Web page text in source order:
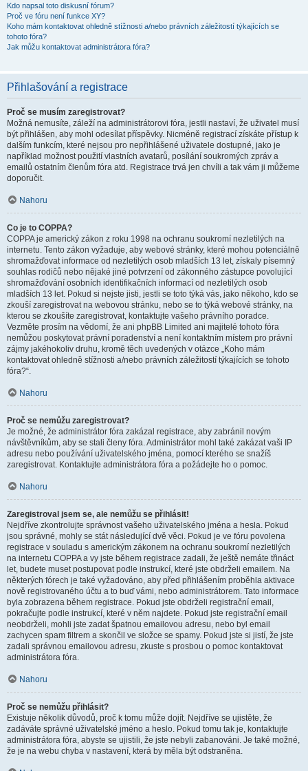
Kdo napsal toto diskusní fórum?
Proč ve fóru není funkce XY?
Koho mám kontaktovat ohledně stížnosti a/nebo právních záležitostí týkajících se
tohoto fóra?
Jak můžu kontaktovat administrátora fóra?
Přihlašování a registrace
Proč se musím zaregistrovat?
Možná nemusíte, záleží na administrátorovi fóra, jestli nastaví, že uživatel musí
být přihlášen, aby mohl odesílat příspěvky. Nicméně registrací získáte přístup k
dalším funkcím, které nejsou pro nepřihlášené uživatele dostupné, jako je
například možnost použití vlastních avatarů, posílání soukromých zpráv a
emailů ostatním členům fóra atd. Registrace trvá jen chvíli a tak vám ji můžeme
doporučit.
Nahoru
Co je to COPPA?
COPPA je americký zákon z roku 1998 na ochranu soukromí nezletilých na
internetu. Tento zákon vyžaduje, aby webové stránky, které mohou potenciálně
shromažďovat informace od nezletilých osob mladších 13 let, získaly písemný
souhlas rodičů nebo nějaké jiné potvrzení od zákonného zástupce povolující
shromažďování osobních identifikačních informací od nezletilých osob
mladších 13 let. Pokud si nejste jisti, jestli se toto týká vás, jako někoho, kdo se
zkouší zaregistrovat na webovou stránku, nebo se to týká webové stránky, na
kterou se zkoušíte zaregistrovat, kontaktujte vašeho právního poradce.
Vezměte prosím na vědomí, že ani phpBB Limited ani majitelé tohoto fóra
nemůžou poskytovat právní poradenství a není kontaktním místem pro právní
zájmy jakéhokoliv druhu, kromě těch uvedených v otázce „Koho mám
kontaktovat ohledně stížnosti a/nebo právních záležitostí týkajících se tohoto
fóra?“.
Nahoru
Proč se nemůžu zaregistrovat?
Je možné, že administrátor fóra zakázal registrace, aby zabránil novým
návštěvníkům, aby se stali členy fóra. Administrátor mohl také zakázat vaši IP
adresu nebo používání uživatelského jména, pomocí kterého se snažíš
zaregistrovat. Kontaktujte administrátora fóra a požádejte ho o pomoc.
Nahoru
Zaregistroval jsem se, ale nemůžu se přihlásit!
Nejdříve zkontrolujte správnost vašeho uživatelského jména a hesla. Pokud
jsou správné, mohly se stát následující dvě věci. Pokud je ve fóru povolena
registrace v souladu s americkým zákonem na ochranu soukromí nezletilých
na internetu COPPA a vy jste během registrace zadali, že ještě nemáte třináct
let, budete muset postupovat podle instrukcí, které jste obdrželi emailem. Na
některých fórech je také vyžadováno, aby před přihlášením proběhla aktivace
nově registrovaného účtu a to buď vámi, nebo administrátorem. Tato informace
byla zobrazena během registrace. Pokud jste obdrželi registrační email,
pokračujte podle instrukcí, které v něm najdete. Pokud jste registrační email
neobdrželi, mohli jste zadat špatnou emailovou adresu, nebo byl email
zachycen spam filtrem a skončil ve složce se spamy. Pokud jste si jistí, že jste
zadali správnou emailovou adresu, zkuste s prosbou o pomoc kontaktovat
administrátora fóra.
Nahoru
Proč se nemůžu přihlásit?
Existuje několik důvodů, proč k tomu může dojít. Nejdříve se ujistěte, že
zadáváte správné uživatelské jméno a heslo. Pokud tomu tak je, kontaktujte
administrátora fóra, abyste se ujistili, že jste nebyli zabanováni. Je také možné,
že je na webu chyba v nastavení, která by měla být odstraněna.